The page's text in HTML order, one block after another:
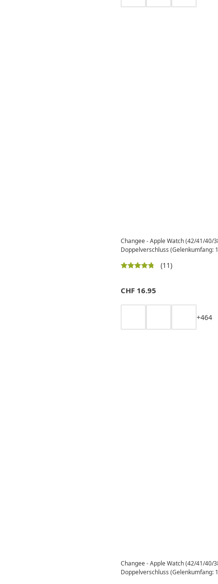
Changee - Apple Watch (42/41/40/
Doppelverschluss (Gelenkumfang:
(11)
CHF 16.95
+464
Changee - Apple Watch (42/41/40/
Doppelverschluss (Gelenkumfang: